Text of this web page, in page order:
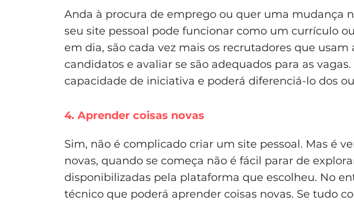
Anda à procura de emprego ou quer uma mudança
seu site pessoal pode funcionar como um currículo
em dia, são cada vez mais os recrutadores que
candidatos e avaliar se são adequados para as
capacidade de iniciativa e poderá diferenciá-lo dos
4. Aprender coisas novas
Sim, não é complicado criar um site pessoal. Mas é
novas, quando se começa não é fácil parar de
disponibilizadas pela plataforma que escolheu. No
técnico que poderá aprender coisas novas. Se tudo